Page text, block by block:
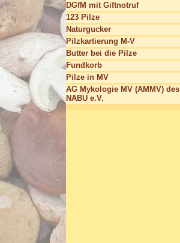
DGfM mit Giftnotruf
123 Pilze
Naturgucker
Pilzkartierung M-V
Butter bei die Pilze
Fundkorb
Pilze in MV
AG Mykologie MV (AMMV) des
NABU e.V.